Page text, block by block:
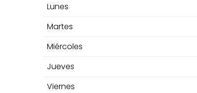
Lunes
Martes
Miércoles
Jueves
Viernes